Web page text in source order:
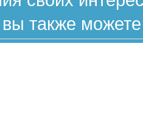
вы также